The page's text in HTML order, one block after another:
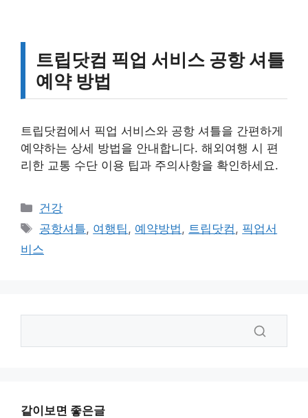
트립닷컴 픽업 서비스 공항 셔틀
예약 방법
트립닷컴에서 픽업 서비스와 공항 셔틀을 간편하게
예약하는 상세 방법을 안내합니다. 해외여행 시 편
리한 교통 수단 이용 팁과 주의사항을 확인하세요.
카
테
리
건강
태
그
공항셔틀, 여행팁, 예약방법, 트립닷컴, 픽업서
비스
같이보면 좋은글